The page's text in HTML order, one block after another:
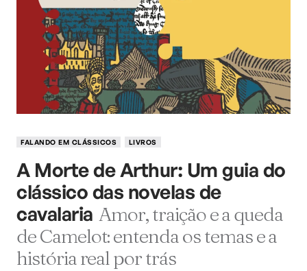
FALANDO EM CLÁSSICOS LIVROS
A Morte de Arthur: Um guia do
clássico das novelas de
cavalaria Amor, traição e a queda
de Camelot: entenda os temas e a
história real por trás